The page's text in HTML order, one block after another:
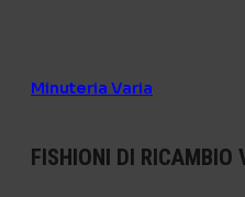
Minuteria Varia
FISHIONI DI RICAMBIO